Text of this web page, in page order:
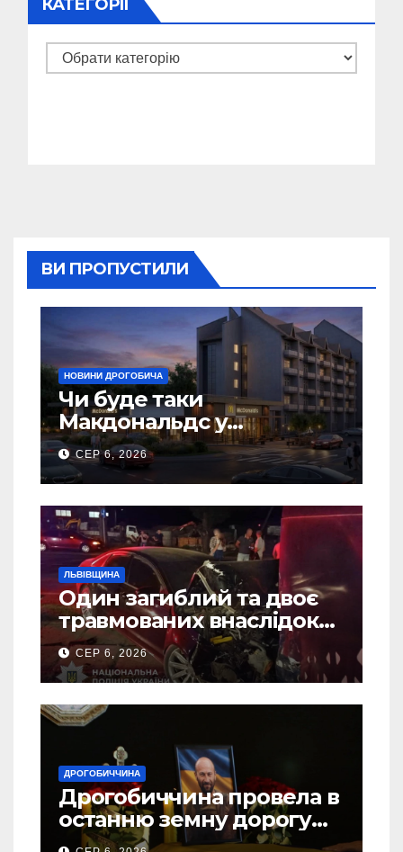
КАТЕГОРІЇ
Категорії
ВИ ПРОПУСТИЛИ
НОВИНИ ДРОГОБИЧА
Чи буде таки
Макдональдс у
Дрогобичі? (Фото)
СЕР 6, 2026
ЛЬВІВЩИНА
Один загиблий та двоє
травмованих внаслідок
ДТП на Самбірщині
СЕР 6, 2026
ДРОГОБИЧЧИНА
Дрогобиччина провела в
останню земну дорогу
свого Захисника – Олега